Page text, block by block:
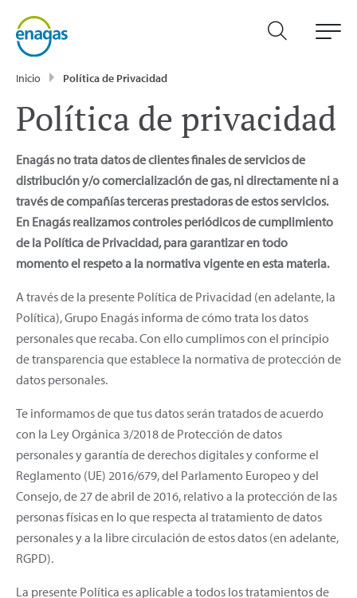
Inicio Política de Privacidad
Política de privacidad
Enagás no trata datos de clientes finales de servicios de
distribución y/o comercialización de gas, ni directamente ni a
través de compañías terceras prestadoras de estos servicios.
En Enagás realizamos controles periódicos de cumplimiento
de la Política de Privacidad, para garantizar en todo
momento el respeto a la normativa vigente en esta materia.
A través de la presente Política de Privacidad (en adelante, la
Política), Grupo Enagás informa de cómo trata los datos
personales que recaba. Con ello cumplimos con el principio
de transparencia que establece la normativa de protección de
datos personales.
Te informamos de que tus datos serán tratados de acuerdo
con la Ley Orgánica 3/2018 de Protección de datos
personales y garantía de derechos digitales y conforme el
Reglamento (UE) 2016/679, del Parlamento Europeo y del
Consejo, de 27 de abril de 2016, relativo a la protección de las
personas físicas en lo que respecta al tratamiento de datos
personales y a la libre circulación de estos datos (en adelante,
RGPD).
La presente Política es aplicable a todos los tratamientos de